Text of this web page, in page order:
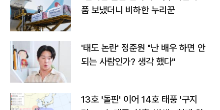
품 보냈더니 비하한 누리꾼
'태도 논란' 정준원 "난 배우 하면 안
되는 사람인가? 생각 했다"
13호 '돌핀' 이어 14호 태풍 '구지